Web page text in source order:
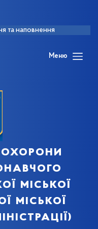
та наповнення
Меню
міської
міської